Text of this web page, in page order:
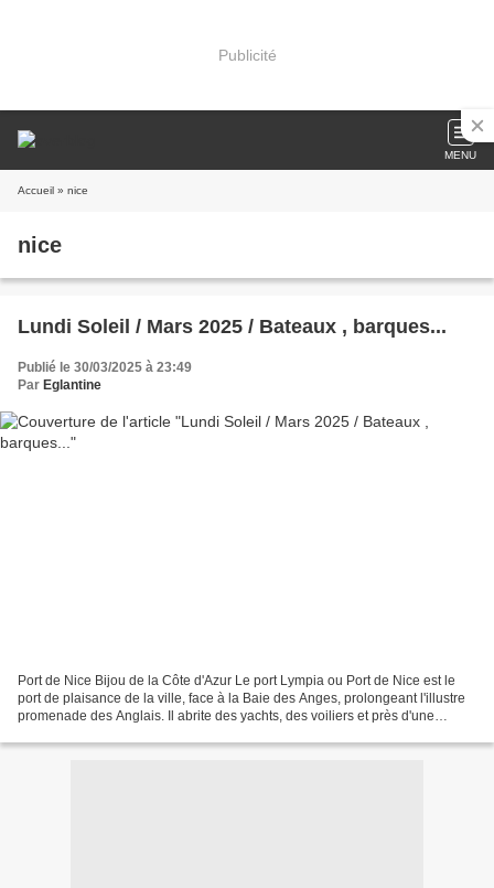
Publicité
MENU
Accueil » nice
nice
Lundi Soleil / Mars 2025 / Bateaux , barques...
Publié le 30/03/2025 à 23:49
Par Eglantine
Port de Nice Bijou de la Côte d'Azur Le port Lympia ou Port de Nice est le
port de plaisance de la ville, face à la Baie des Anges, prolongeant l'illustre
promenade des Anglais. Il abrite des yachts, des voiliers et près d'une